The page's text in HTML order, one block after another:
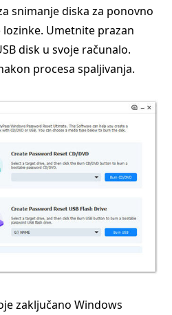
snimanje diska za ponovno
lozinke. Umetnite prazan
disk u svoje računalo.
procesa spaljivanja.
zaključano Windows